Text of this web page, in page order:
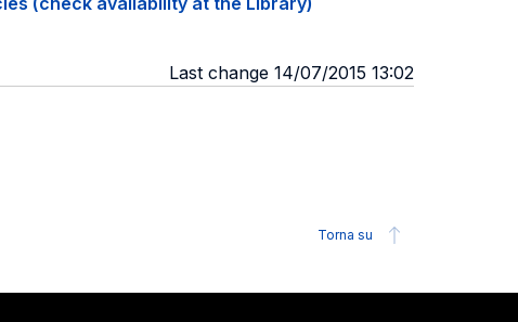
Last change 14/07/2015 13:02
Torna su